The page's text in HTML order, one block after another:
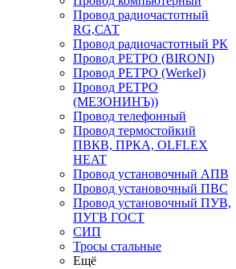
Провод радиочастотный
RG,САТ
Провод радиочастотный РК
Провод РЕТРО (BIRONI)
Провод РЕТРО (Werkel)
Провод РЕТРО
(МЕЗОНИНЪ))
Провод телефонный
Провод термостойкий
ПВКВ, ПРКА, OLFLEX
HEAT
Провод установочный АПВ
Провод установочный ПВС
Провод установочный ПУВ,
ПУГВ ГОСТ
СИП
Тросы стальные
Ещё